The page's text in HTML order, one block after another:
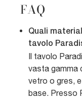
FAQ
Quali
tavolo
Il tavolo
vasta gamma
vetro o gres,
base. Presso